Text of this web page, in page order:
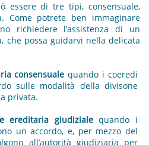
essere di tre tipi, consensuale,
Come potrete ben immaginare
richiedere l’assistenza di un
che possa guidarvi nella delicata
consensuale quando i coeredi
sulle modalità della divisone
privata.
ereditaria giudizialequando i
un accordo, e, per mezzo del
all’autorità giudiziaria per